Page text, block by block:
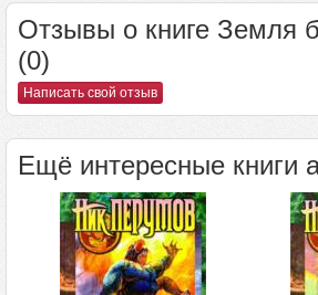
Отзывы о книге Земля
(0)
Написать свой отзыв
Ещё интересные книги